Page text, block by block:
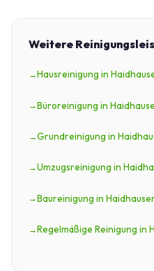
Weitere
Hausreinigung in
Büroreinigung in
Grundreinigung in
Umzugsreinigung in
Baureinigung in
Regelmäßige Reinigung in